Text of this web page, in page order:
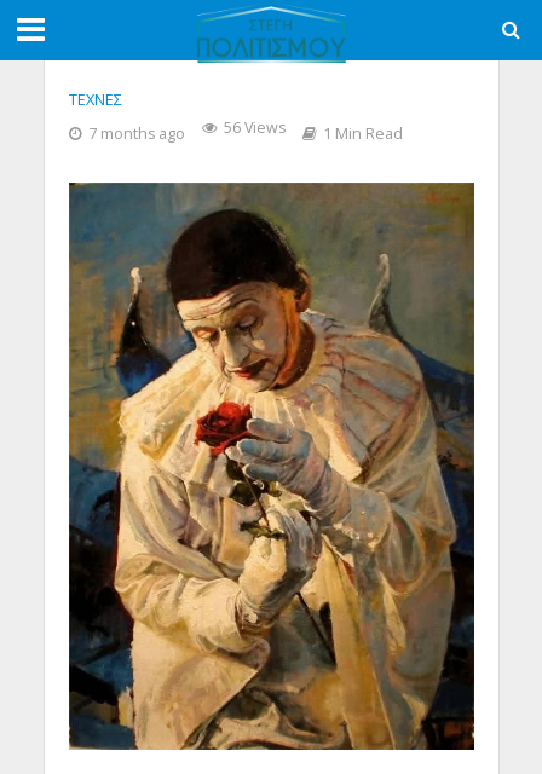
ΤΕΧΝΕΣ
7 months ago
56 Views 1 Min Read